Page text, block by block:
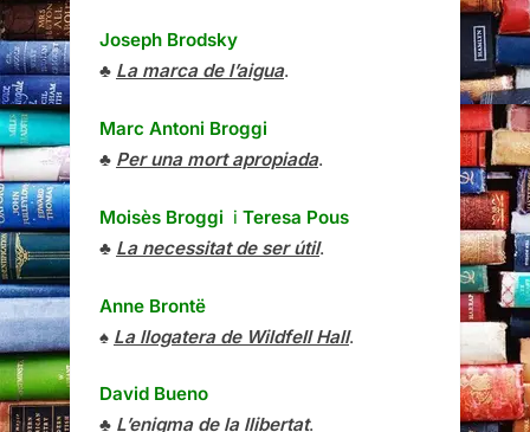
Joseph Brodsky
♣ La marca de l’aigua.
Marc Antoni Broggi
♣ Per una mort apropiada.
Moisès Broggi i Teresa Pous
♣ La necessitat de ser útil.
Anne Brontë
♠ La llogatera de Wildfell Hall.
David Bueno
♣ L’enigma de la llibertat.